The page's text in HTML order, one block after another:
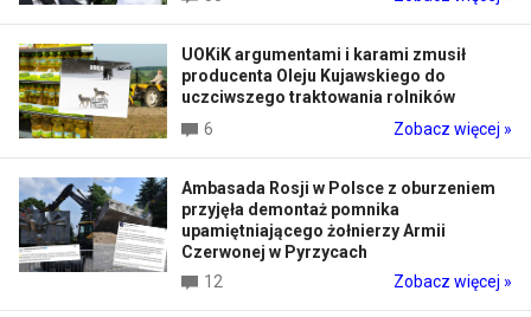
UOKiK argumentami i karami zmusił
producenta Oleju Kujawskiego do
uczciwszego traktowania rolników
6
Zobacz więcej »
Ambasada Rosji w Polsce z oburzeniem
przyjęła demontaż pomnika
upamiętniającego żołnierzy Armii
Czerwonej w Pyrzycach
12
Zobacz więcej »